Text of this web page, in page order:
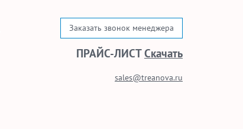
Заказать звонок менеджера
ПРАЙС-ЛИСТСкачать
sales@treanova.ru